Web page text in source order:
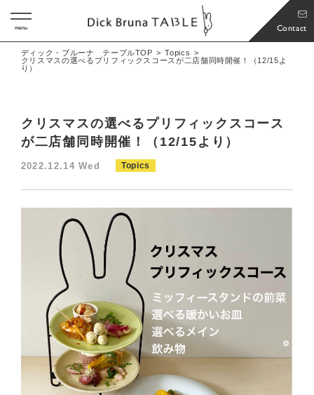
Contact
menu
ディック・ブルーナ テーブルTOP
Topics
クリスマスの選べるプリフィックスコースが二店舗同時開催！（12/15よ
り）
クリスマスの選べるプリフィックスコース
が二店舗同時開催！（12/15より）
2022.12.14 Wed Topics